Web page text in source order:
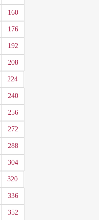
160
176
192
208
224
240
256
272
288
304
320
336
352